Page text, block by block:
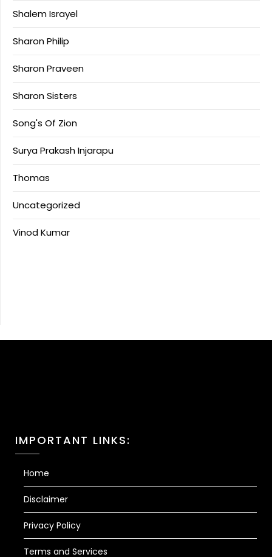
Shalem Israyel
Sharon Philip
Sharon Praveen
Sharon Sisters
Song's Of Zion
Surya Prakash Injarapu
Thomas
Uncategorized
Vinod Kumar
IMPORTANT LINKS:
Home
Disclaimer
Privacy Policy
Terms and Services